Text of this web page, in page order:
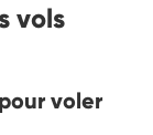
vols
voler